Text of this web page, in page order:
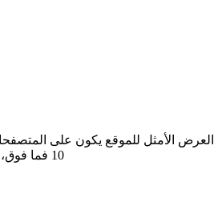
العرض الأمثل للموقع يكون على
10 فما فوق، فيرفوكس، سفاري و كروم